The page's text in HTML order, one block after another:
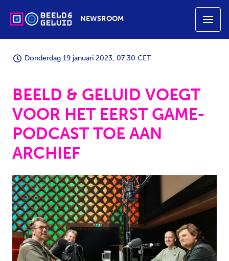
NEWSROOM
Donderdag 19 januari 2023, 07:30 CET
BEELD & GELUID VOEGT
VOOR HET EERST GAME-
PODCAST TOE AAN
ARCHIEF